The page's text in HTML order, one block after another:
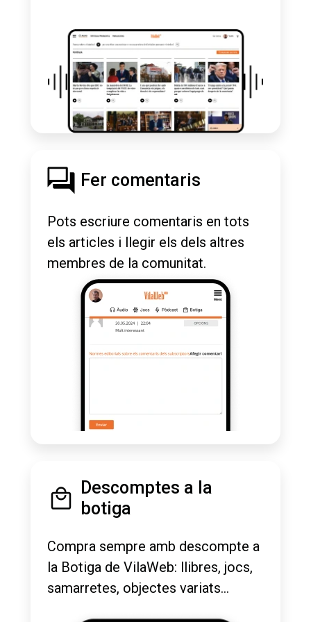
Fer comentaris
Pots escriure comentaris en tots
els articles i llegir els dels altres
membres de la comunitat.
Descomptes a la
botiga
Compra sempre amb descompte a
la Botiga de VilaWeb: llibres, jocs,
samarretes, objectes variats...